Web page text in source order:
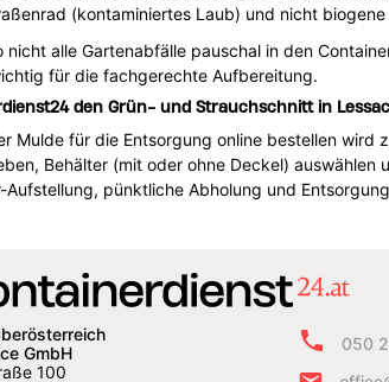
(kontaminiertes Laub) und nicht biogene
nicht alle Gartenabfälle pauschal in den
für die fachgerechte Aufbereitung.
den Grün- und Strauchschnitt in
Mulde für die Entsorgung online bestellen wird
Behälter (mit oder ohne Deckel) auswählen
Aufstellung, pünktliche Abholung und
GmbH
100
050